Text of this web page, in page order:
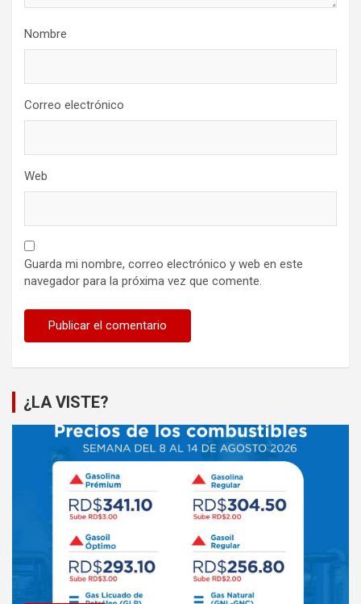
Nombre
Correo electrónico
Web
Guarda mi nombre, correo electrónico y web en este
navegador para la próxima vez que comente.
¿LA VISTE?